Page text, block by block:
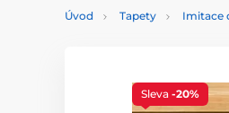
Úvod Tapety Imitace
Sleva -20%